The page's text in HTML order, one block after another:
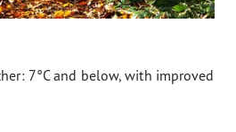
7°C and below, with improved